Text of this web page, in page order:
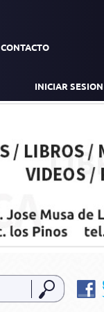
CONTACTO
INICIAR SESION